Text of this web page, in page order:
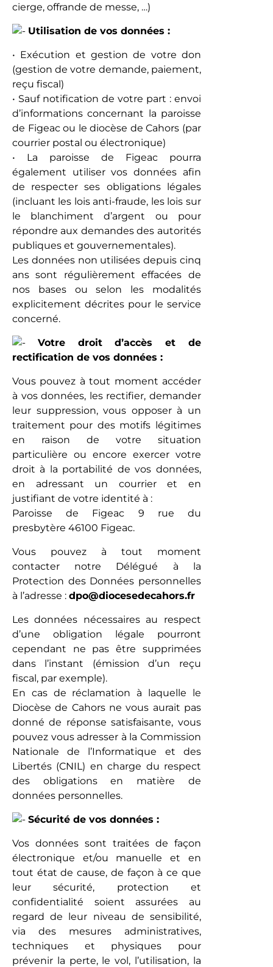
cierge, offrande de messe, …)
Utilisation de vos données :
• Exécution et gestion de votre don
(gestion de votre demande, paiement,
reçu fiscal)
• Sauf notification de votre part : envoi
d’informations concernant la paroisse
de Figeac ou le diocèse de Cahors (par
courrier postal ou électronique)
• La paroisse de Figeac pourra
également utiliser vos données afin
de respecter ses obligations légales
(incluant les lois anti-fraude, les lois sur
le blanchiment d’argent ou pour
répondre aux demandes des autorités
publiques et gouvernementales).
Les données non utilisées depuis cinq
ans sont régulièrement effacées de
nos bases ou selon les modalités
explicitement décrites pour le service
concerné.
Votre droit d’accès et de
rectification de vos données :
Vous pouvez à tout moment accéder
à vos données, les rectifier, demander
leur suppression, vous opposer à un
traitement pour des motifs légitimes
en raison de votre situation
particulière ou encore exercer votre
droit à la portabilité de vos données,
en adressant un courrier et en
justifiant de votre identité à :
Paroisse de Figeac 9 rue du
presbytère 46100 Figeac.
Vous pouvez à tout moment
contacter notre Délégué à la
Protection des Données personnelles
à l’adresse : dpo@diocesedecahors.fr
Les données nécessaires au respect
d’une obligation légale pourront
cependant ne pas être supprimées
dans l’instant (émission d’un reçu
fiscal, par exemple).
En cas de réclamation à laquelle le
Diocèse de Cahors ne vous aurait pas
donné de réponse satisfaisante, vous
pouvez vous adresser à la Commission
Nationale de l’Informatique et des
Libertés (CNIL) en charge du respect
des obligations en matière de
données personnelles.
Sécurité de vos données :
Vos données sont traitées de façon
électronique et/ou manuelle et en
tout état de cause, de façon à ce que
leur sécurité, protection et
confidentialité soient assurées au
regard de leur niveau de sensibilité,
via des mesures administratives,
techniques et physiques pour
prévenir la perte, le vol, l’utilisation, la